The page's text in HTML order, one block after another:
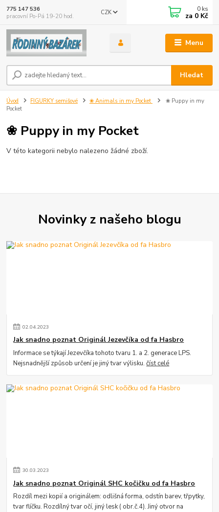
Menu
CZK
Hledat
775 147 536
pracovní Po-Pá 19-20 hod.
0 ks
za 0 Kč
Úvod FIGURKY semišové ❀ Animals in my Pocket
❀ Puppy in my
Pocket
❀ Puppy in my Pocket
V této kategorii nebylo nalezeno žádné zboží.
Novinky z našeho blogu
02.04.2023
Jak snadno poznat Originál Jezevčíka od fa Hasbro
Informace se týkají Jezevčíka tohoto tvaru 1. a 2. generace LPS.
Nejsnadnější způsob určení je jiný tvar výlisku.číst celé
30.03.2023
Jak snadno poznat Originál SHC kočičku od fa Hasbro
Rozdíl mezi kopií a originálem: odlišná forma, odstín barev, třpytky,
tvar flíčku. Rozdílný tvar očí, jiný lesk ( obr.č.4). Jiný otvor na